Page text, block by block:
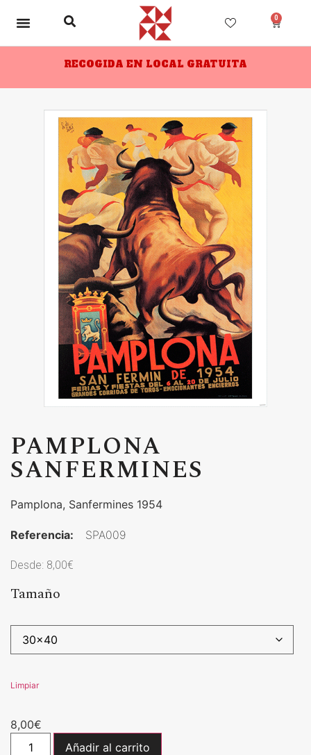
0
RECOGIDA EN LOCAL GRATUITA
PAMPLONA
SANFERMINES
Pamplona, Sanfermines 1954
Referencia: SPA009
Desde: 8,00€
Tamaño
Limpiar
8,00€
Añadir al carrito